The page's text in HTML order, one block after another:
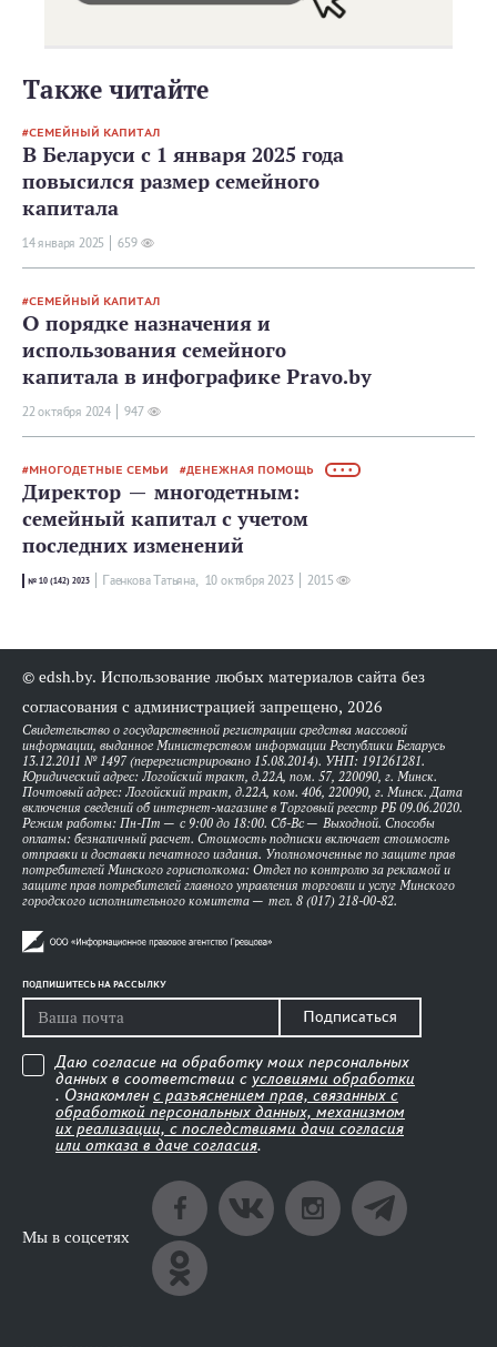
Также читайте
СЕМЕЙНЫЙ КАПИТАЛ
В Беларуси с 1 января 2025 года
повысился размер семейного
капитала
14 января 2025 659
СЕМЕЙНЫЙ КАПИТАЛ
О порядке назначения и
использования семейного
капитала в инфографике Pravo.by
22 октября 2024 947
МНОГОДЕТНЫЕ СЕМЬИ ДЕНЕЖНАЯ ПОМОЩЬ • • •
Директор — многодетным:
семейный капитал с учетом
последних изменений
№ 10 (142) 2023 Гаенкова Татьяна, 10 октября 2023 2015
© edsh.by. Использование любых материалов сайта без
согласования с администрацией запрещено, 2026
Свидетельство о государственной регистрации средства массовой
информации, выданное Министерством информации Республики Беларусь
13.12.2011 № 1497 (перерегистрировано 15.08.2014). УНП: 191261281.
Юридический адрес: Логойский тракт, д.22А, пом. 57, 220090, г. Минск.
Почтовый адрес: Логойский тракт, д.22А, ком. 406, 220090, г. Минск. Дата
включения сведений об интернет-магазине в Торговый реестр РБ 09.06.2020.
Режим работы: Пн-Пт — с 9:00 до 18:00. Сб-Вс — Выходной. Способы
оплаты: безналичный расчет. Стоимость подписки включает стоимость
отправки и доставки печатного издания. Уполномоченные по защите прав
потребителей Минского горисполкома: Отдел по контролю за рекламой и
защите прав потребителей главного управления торговли и услуг Минского
городского исполнительного комитета — тел. 8 (017) 218-00-82.
ПОДПИШИТЕСЬ НА РАССЫЛКУ
Подписаться
Даю согласие на обработку моих персональных
данных в соответствии с условиями обработки
. Ознакомлен с разъяснением прав, связанных с
обработкой персональных данных, механизмом
их реализации, с последствиями дачи согласия
или отказа в даче согласия.
Мы в соцсетях